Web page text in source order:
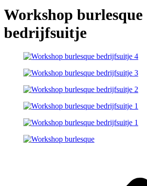
Workshop burlesque
bedrijfsuitje